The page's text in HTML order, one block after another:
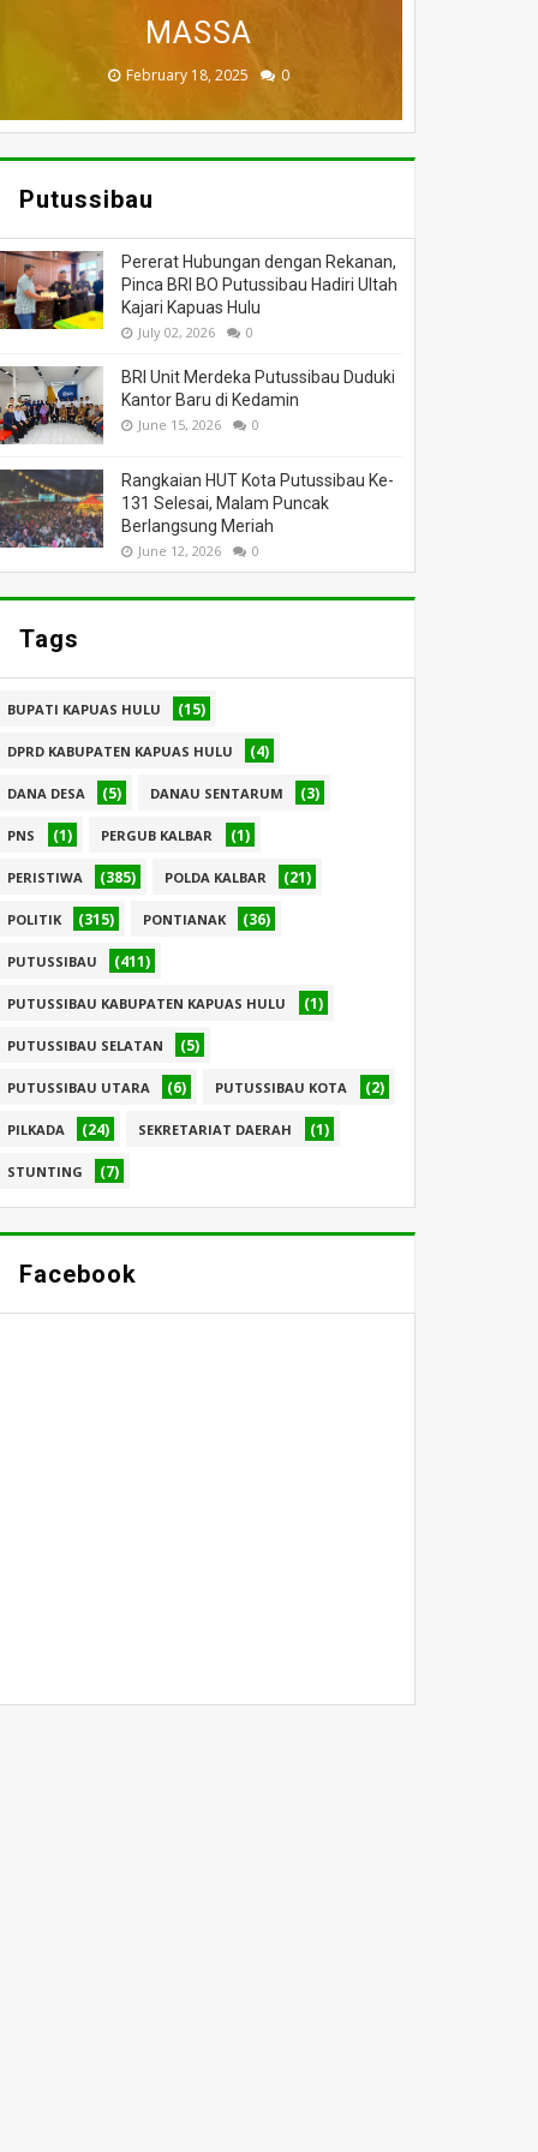
DUNIA
July 05, 2026 0
PUTUSSIBAU HANGUS
November 27, 2025 0
BADAU BERI BANTUAN
March 26, 2025 0
DILALAP API
March 13, 2025 0
MASSA
February 18, 2025 0
Putussibau
Pererat Hubungan dengan Rekanan,
Pinca BRI BO Putussibau Hadiri Ultah
Kajari Kapuas Hulu
July 02, 2026 0
BRI Unit Merdeka Putussibau Duduki
Kantor Baru di Kedamin
June 15, 2026 0
Rangkaian HUT Kota Putussibau Ke-
131 Selesai, Malam Puncak
Berlangsung Meriah
June 12, 2026 0
Tags
BUPATI KAPUAS HULU (15)
DPRD KABUPATEN KAPUAS HULU (4)
DANA DESA (5) DANAU SENTARUM (3)
PNS (1) PERGUB KALBAR (1)
PERISTIWA (385) POLDA KALBAR (21)
POLITIK (315) PONTIANAK (36)
PUTUSSIBAU (411)
PUTUSSIBAU KABUPATEN KAPUAS HULU (1)
PUTUSSIBAU SELATAN (5)
PUTUSSIBAU UTARA (6) PUTUSSIBAU KOTA (2)
PILKADA (24) SEKRETARIAT DAERAH (1)
STUNTING (7)
Facebook